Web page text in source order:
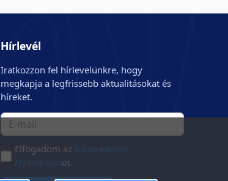
Hírlevél
Iratkozzon fel hírlevelünkre, hogy
megkapja a legfrissebb aktualitásokat és
híreket.
Elfogadom az Adatvédelmi
Nyilatkozatot.